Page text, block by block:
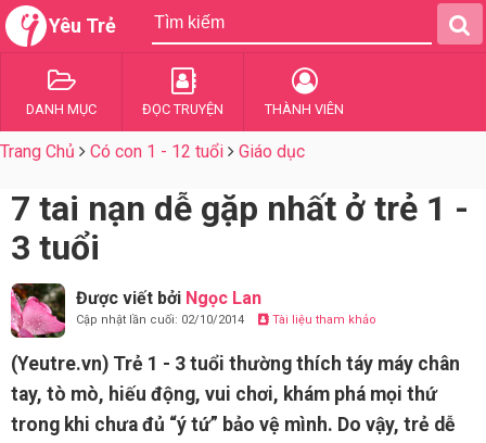
Yêu Trẻ
DANH MỤC ĐỌC TRUYỆN THÀNH VIÊN
Trang Chủ Có con 1 - 12 tuổi Giáo dục
7 tai nạn dễ gặp nhất ở trẻ 1 -
3 tuổi
Được viết bởi Ngọc Lan
Cập nhật lần cuối: 02/10/2014 Tài liệu tham khảo
(Yeutre.vn) Trẻ 1 - 3 tuổi thường thích táy máy chân
tay, tò mò, hiếu động, vui chơi, khám phá mọi thứ
trong khi chưa đủ “ý tứ” bảo vệ mình. Do vậy, trẻ dễ